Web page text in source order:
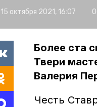
15 октября 2021, 16:07
Более ста
Твери
Валерия
Честь